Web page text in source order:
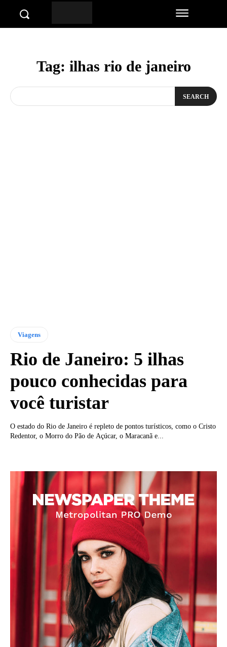
Tag: ilhas rio de janeiro
SEARCH
Viagens
Rio de Janeiro: 5 ilhas
pouco conhecidas para
você turistar
O estado do Rio de Janeiro é repleto de pontos turísticos, como o Cristo
Redentor, o Morro do Pão de Açúcar, o Maracanã e...